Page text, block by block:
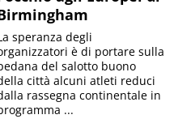
speranza degli
è di portare sulla
del salotto buono
città alcuni atleti reduci
rassegna continentale in
...